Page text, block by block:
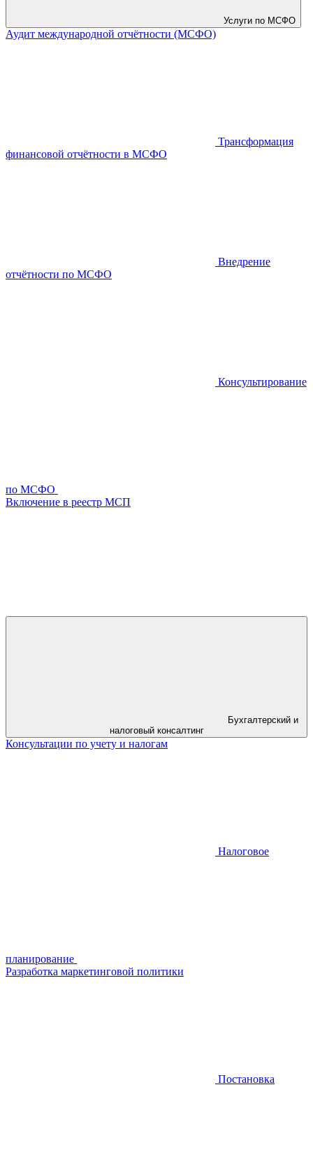
Услуги по МСФО
Аудит международной отчётности (МСФО)
Трансформация
финансовой отчётности в МСФО
Внедрение
отчётности по МСФО
Консультирование
по МСФО
Включение в реестр МСП
налоговый консалтинг
Консультации по учету и налогам
Налоговое
планирование
Разработка маркетинговой политики
Постановка